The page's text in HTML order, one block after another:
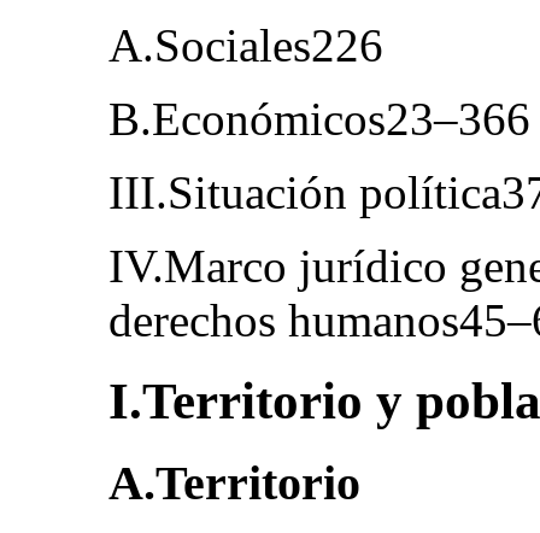
A.Sociales226
B.Económicos23–366
III.Situación
IV.Marco jurídico
derechos
I.Territorio y
A.Territorio